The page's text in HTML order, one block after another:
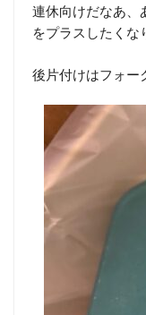
連休向けだなあ、
をプラスしたくな
後片付けはフォー